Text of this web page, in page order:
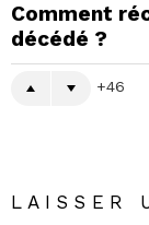
Comment
décédé ?
46
LAISSER